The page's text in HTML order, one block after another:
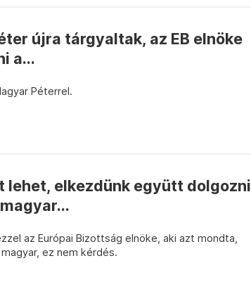
újra tárgyaltak, az EB elnöke
a...
Péterrel.
lehet, elkezdünk együtt dolgozni
az Európai Bizottság elnöke, aki azt mondta,
ez nem kérdés.